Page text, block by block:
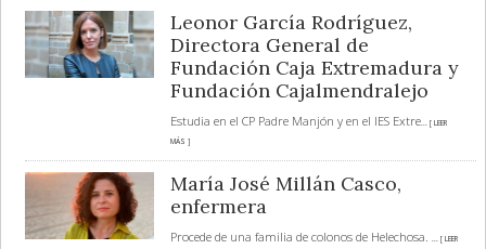
Leonor García Rodríguez,
Directora General de
Fundación Caja Extremadura y
Fundación Cajalmendralejo
Estudia en el CP Padre Manjón y en el IES Extre... [ LEER
MÁS ]
María José Millán Casco,
enfermera
Procede de una familia de colonos de Helechosa. ... [ LEER